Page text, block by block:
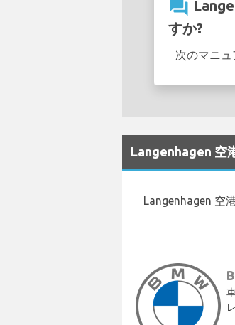
question_answer
すか?
次のマニ
Langenhagen 空
Langenhagen 空